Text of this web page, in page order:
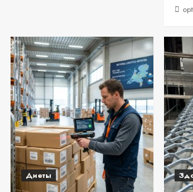
Диеты